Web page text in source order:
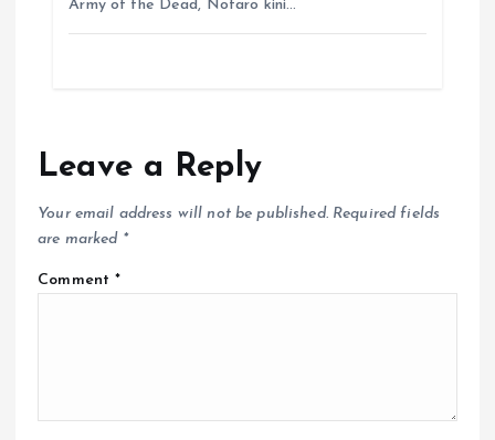
Army of the Dead, Notaro kini…
Leave a Reply
Your email address will not be published. Required fields
are marked *
Comment*